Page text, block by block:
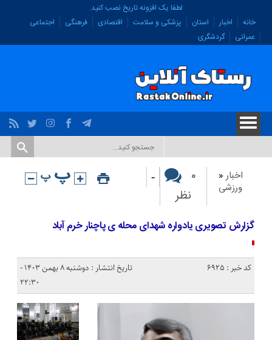
لطفا یک افزونه تاریخ نصب کنید.
خانه
اخبار استان پزشکی و سلامت اقتصادی فرهنگی
اجتماعی
عمرانی
گردشگری
اخبار«
ورزشی
۰
نظر
-
گزارش تصویری یادواره شهدای محله ی پاچنار خرم آباد
کد خبر : 6925
تاریخ انتشار : دوشنبه ۸ بهمن ۱۴۰۳ -
۲۲:۳۰